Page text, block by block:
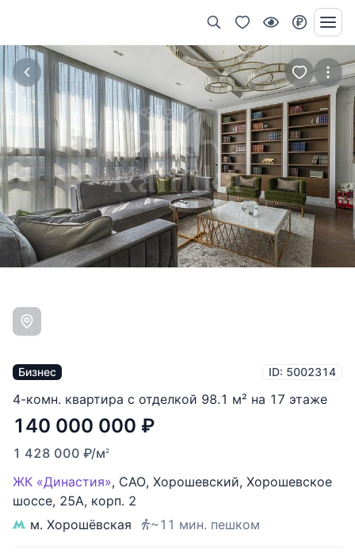
Бизнес ID: 5002314
4-комн. квартира с отделкой 98.1 м² на 17 этаже
140 000 000 ₽
1 428 000 ₽/м2
ЖК «Династия», САО, Хорошевский, Хорошевское
шоссе, 25А, корп. 2
м. Хорошёвская
~11 мин. пешком